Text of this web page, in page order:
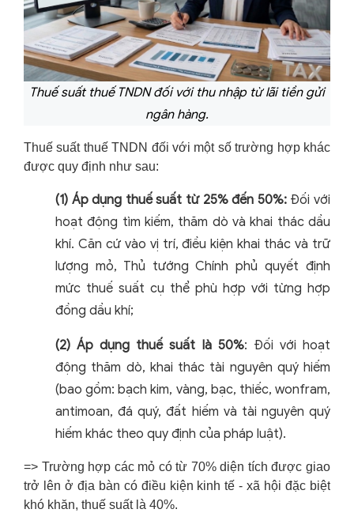
Thuế suất thuế TNDN đối với thu nhập từ lãi tiền gửi
ngân hàng.
Thuế suất thuế TNDN đối với một số trường hợp khác
được quy định như sau:
(1) Áp dụng thuế suất từ 25% đến 50%:Đối với
hoạt động tìm kiếm, thăm dò và khai thác dầu
khí. Căn cứ vào vị trí, điều kiện khai thác và trữ
lượng mỏ, Thủ tướng Chính phủ quyết định
mức thuế suất cụ thể phù hợp với từng hợp
đồng dầu khí;
(2) Áp dụng thuế suất là 50%: Đối với hoạt
động thăm dò, khai thác tài nguyên quý hiếm
(bao gồm: bạch kim, vàng, bạc, thiếc, wonfram,
antimoan, đá quý, đất hiếm và tài nguyên quý
hiếm khác theo quy định của pháp luật).
=> Trường hợp các mỏ có từ 70% diện tích được giao
trở lên ở địa bàn có điều kiện kinh tế - xã hội đặc biệt
khó khăn, thuế suất là 40%.